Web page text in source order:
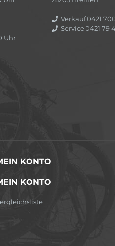
Uhr
Verkauf 0421 700
Service 0421 79
KONTO
KONTO